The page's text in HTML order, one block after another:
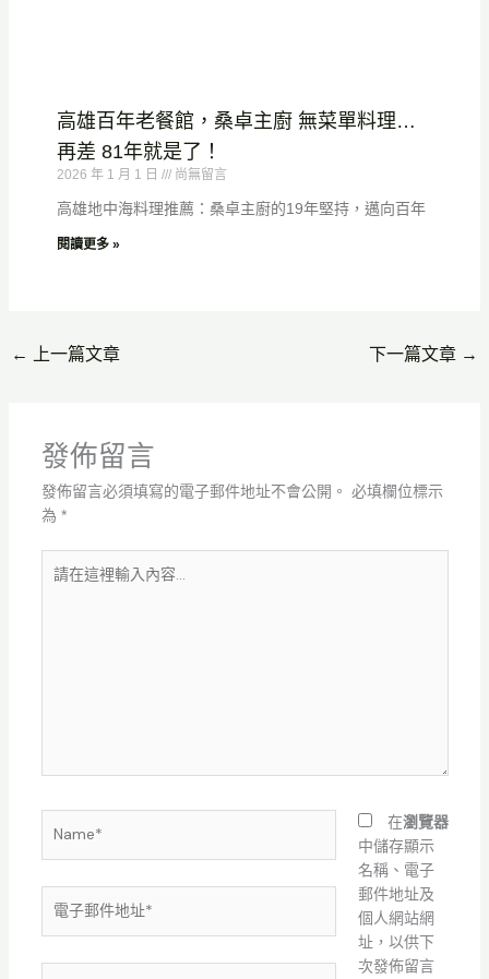
高雄百年老餐館，桑卓主廚 無菜單料理…
再差 81年就是了！
2026 年 1 月 1 日 尚無留言
高雄地中海料理推薦：桑卓主廚的19年堅持，邁向百年
閱讀更多 »
← 上一篇文章 下一篇文章 →
發佈留言
發佈留言必須填寫的電子郵件地址不會公開。 必填欄位標示
為 *
在
件
在瀏覽器
中儲存顯示
名稱、電子
郵件地址及
個人網站網
址，以供下
次發佈留言